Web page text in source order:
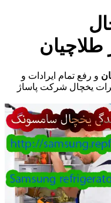
و رفع تمام ایرادات و
یخچال شرکت پاساژ